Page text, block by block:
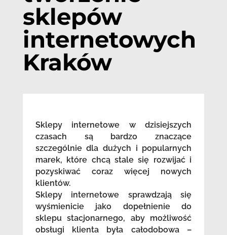
sklepów
internetowych
Kraków
Sklepy internetowe w dzisiejszych
czasach są bardzo znaczące
szczególnie dla dużych i popularnych
marek, które chcą stale się rozwijać i
pozyskiwać coraz więcej nowych
klientów.
Sklepy internetowe sprawdzają się
wyśmienicie jako dopełnienie do
sklepu stacjonarnego, aby możliwość
obsługi klienta była całodobowa –